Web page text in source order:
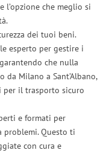
l’opzione che meglio si
dei tuoi beni.
esperto per gestire i
che nulla
Milano a Sant’Albano,
per il trasporto sicuro
e formati per
problemi. Questo ti
con cura e